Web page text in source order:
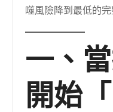
噬風險降到最低的完
一、
開始